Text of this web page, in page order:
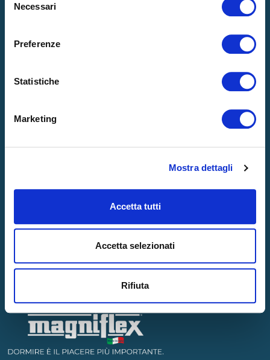
delNecessari
Preferenze
Statistiche
Marketing
Mostra dettagli
Accetta tutti
Accetta selezionati
Rifiuta
LA NOSTRA ESSENZA
INNOVAZIONI E TECNOLOGIE
Contatti